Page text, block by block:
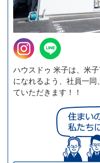
ハウスドゥ 米子は、米
になれるよう、社員一
ていただきます！！